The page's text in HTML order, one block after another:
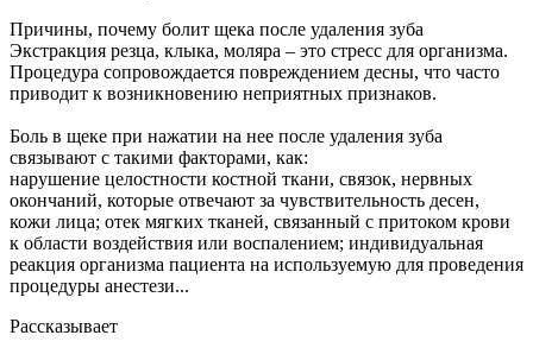
Причины, почему болит щека после удаления зуба
Экстракция резца, клыка, моляра – это стресс для организма.
Процедура сопровождается повреждением десны, что часто
приводит к возникновению неприятных признаков.
Боль в щеке при нажатии на нее после удаления зуба
связывают с такими факторами, как:
нарушение целостности костной ткани, связок, нервных
окончаний, которые отвечают за чувствительность десен,
кожи лица; отек мягких тканей, связанный с притоком крови
к области воздействия или воспалением; индивидуальная
реакция организма пациента на используемую для проведения
процедуры анестези...
Рассказывает